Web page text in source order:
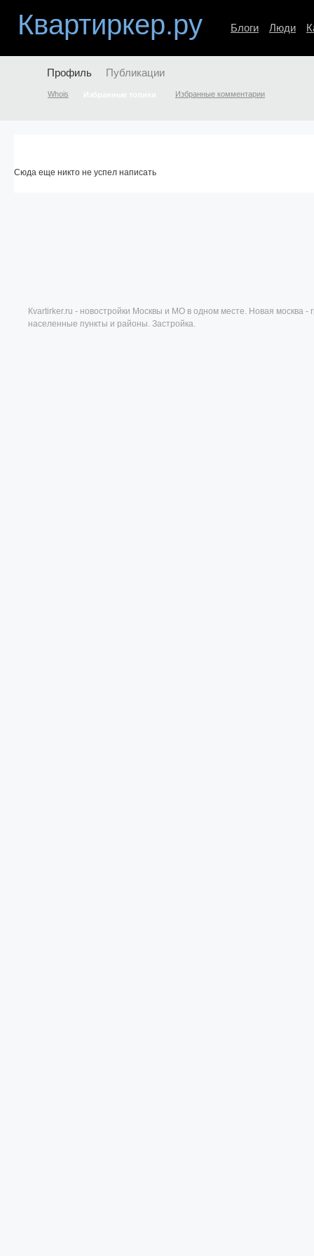
Квартиркер.ру Блоги Люди
Профиль
Whois Избранные комментарии
Публикации
Сюда еще никто не успел написать
Кvartirker.ru - новостройки Москвы и МО в одном месте. Новая москва
населенные пункты и районы. Застройка.